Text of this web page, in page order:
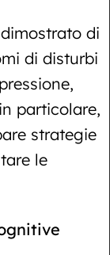
di
di disturbi
particolare,
strategie
le